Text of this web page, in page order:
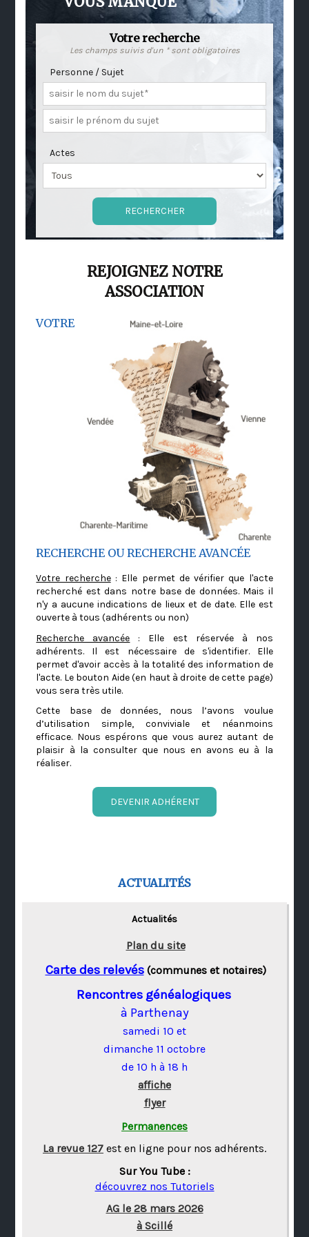
Votre recherche
Les champs suivis d'un * sont obligatoires
Personne / Sujet
Actes
REJOIGNEZ NOTRE
ASSOCIATION
VOTRE
RECHERCHE OU RECHERCHE AVANCÉE
Votre recherche: Elle permet de vérifier que l'acte
recherché est dans notre base de données. Mais il
n'y a aucune indications de lieux et de date. Elle est
ouverte à tous (adhérents ou non)
Recherche avancée : Elle est réservée à nos
adhérents. Il est nécessaire de s'identifier. Elle
permet d'avoir accès à la totalité des information de
l'acte. Le bouton Aide (en haut à droite de cette page)
vous sera très utile.
Cette base de données, nous l’avons voulue
d’utilisation simple, conviviale et néanmoins
efficace. Nous espérons que vous aurez autant de
plaisir à la consulter que nous en avons eu à la
réaliser.
DEVENIR ADHÉRENT
ACTUALITÉS
Actualités
Plan du site
Carte des relevés(communes et notaires)
Rencontres généalogiques
à Parthenay
samedi 10 et
dimanche 11 octobre
de 10 h à 18 h
affiche
flyer
Permanences
La revue 127 est en ligne pour nos adhérents.
Sur You Tube :
découvrez nos Tutoriels
AG le 28 mars 2026
à Scillé